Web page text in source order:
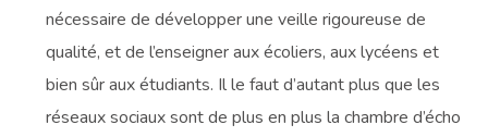
nécessaire de développer une veille rigoureuse de
qualité, et de l’enseigner aux écoliers, aux lycéens et
bien sûr aux étudiants. Il le faut d’autant plus que les
réseaux sociaux sont de plus en plus la chambre d’écho